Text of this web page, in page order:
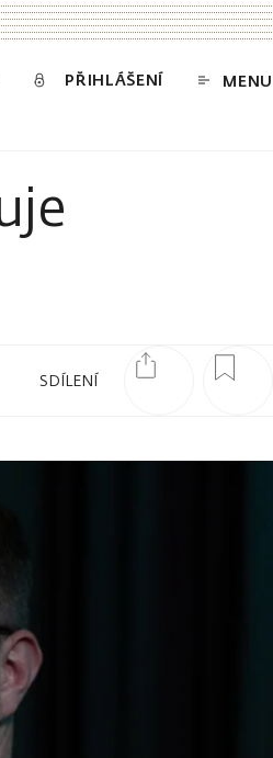
PŘIHLÁŠENÍ MENU
SDÍLENÍ